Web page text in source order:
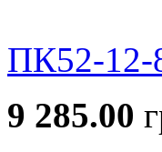
ПК52-12-
9 285.00